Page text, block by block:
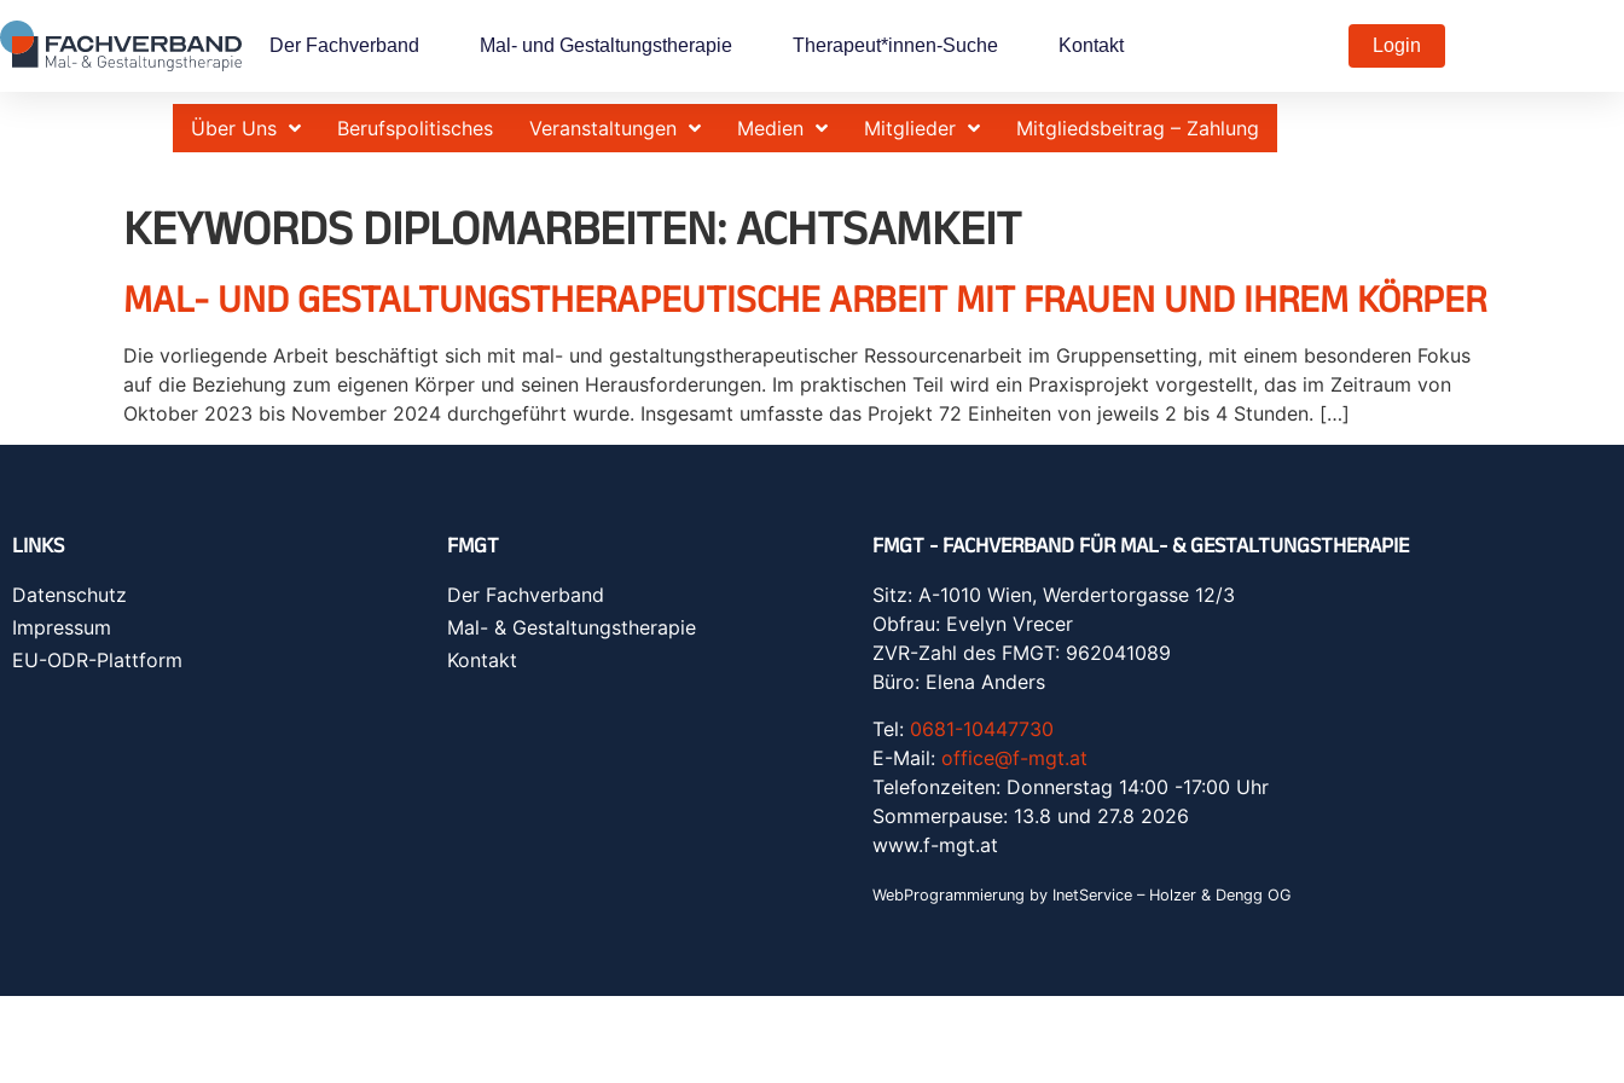
Der Fachverband Mal- und Gestaltungstherapie Therapeut*innen-Suche Kontakt Login
Über Uns Berufspolitisches Veranstaltungen Medien Mitglieder Mitgliedsbeitrag – Zahlung
KEYWORDS DIPLOMARBEITEN: ACHTSAMKEIT
MAL- UND GESTALTUNGSTHERAPEUTISCHE ARBEIT MIT FRAUEN UND IHREM KÖRPER
Die vorliegende Arbeit beschäftigt sich mit mal- und gestaltungstherapeutischer Ressourcenarbeit im Gruppensetting, mit einem besonderen Fokus
auf die Beziehung zum eigenen Körper und seinen Herausforderungen. Im praktischen Teil wird ein Praxisprojekt vorgestellt, das im Zeitraum von
Oktober 2023 bis November 2024 durchgeführt wurde. Insgesamt umfasste das Projekt 72 Einheiten von jeweils 2 bis 4 Stunden. […]
LINKS
Datenschutz
Impressum
EU-ODR-Plattform
FMGT
Der Fachverband
Mal- & Gestaltungstherapie
Kontakt
FMGT - FACHVERBAND FÜR MAL- & GESTALTUNGSTHERAPIE
Sitz: A-1010 Wien, Werdertorgasse 12/3
Obfrau: Evelyn Vrecer
ZVR-Zahl des FMGT: 962041089
Büro: Elena Anders
Tel: 0681-10447730
E-Mail: office@f-mgt.at
Telefonzeiten: Donnerstag 14:00 -17:00 Uhr
Sommerpause: 13.8 und 27.8 2026
www.f-mgt.at
WebProgrammierung by InetService – Holzer & Dengg OG